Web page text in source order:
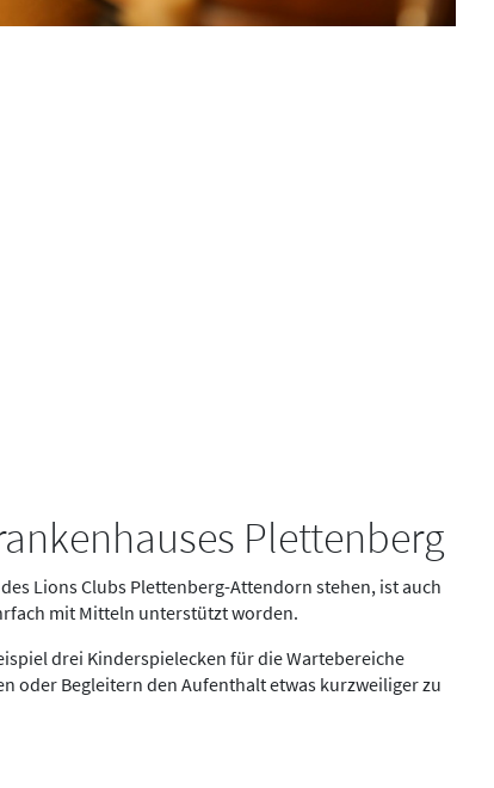
Plettenberg
Lions Clubs Plettenberg-Attendorn stehen, ist auch
mit Mitteln unterstützt worden.
drei Kinderspielecken für die Wartebereiche
oder Begleitern den Aufenthalt etwas kurzweiliger zu